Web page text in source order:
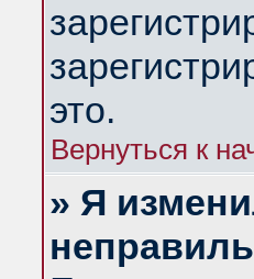
это.
Вернуться к
» Я